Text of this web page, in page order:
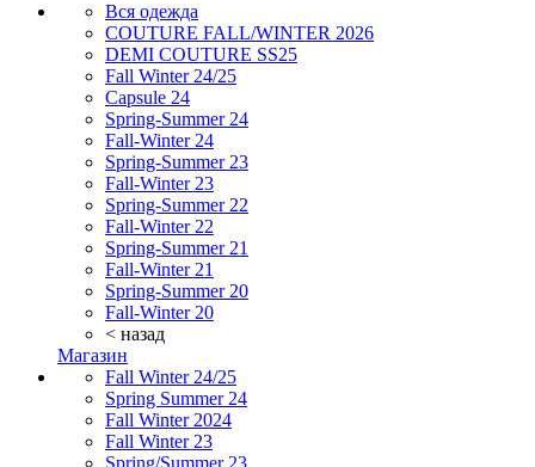
Вся одежда
COUTURE FALL/WINTER 2026
DEMI COUTURE SS25
Fall Winter 24/25
Capsule 24
Spring-Summer 24
Fall-Winter 24
Spring-Summer 23
Fall-Winter 23
Spring-Summer 22
Fall-Winter 22
Spring-Summer 21
Fall-Winter 21
Spring-Summer 20
Fall-Winter 20
< назад
Магазин
Fall Winter 24/25
Spring Summer 24
Fall Winter 2024
Fall Winter 23
Spring/Summer 23